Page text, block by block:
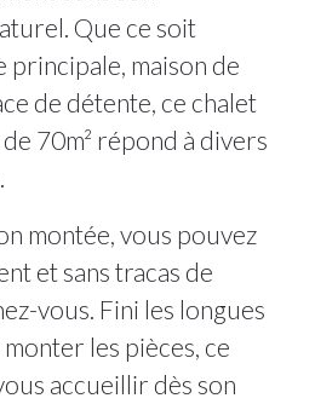
Que ce soit
principale, maison de
de détente, ce chalet
70m² répond à divers
montée, vous pouvez
et sans tracas de
vous. Fini les longues
les pièces, ce
accueillir dès son